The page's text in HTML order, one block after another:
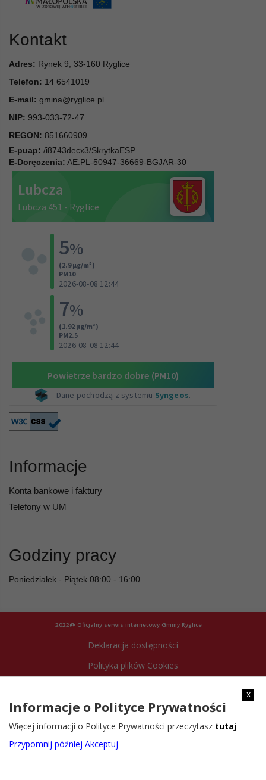
Kontakt
Adres: Rynek 9, 33-160 Ryglice
Telefon: 14 6541019
E-mail: gmina@ryglice.pl
NIP: 993-033-72-47
REGON: 851660909
E-puap: /i8743decx3/SkrytkaESP
E-Doręczenia: AE:PL-50947-36669-BGJAR-30
Informacje
Konta bankowe i faktury
Telefony w UM
Godziny pracy
Poniedziałek - Piątek 08:00 - 16:00
2022@ Oficjalny serwis internetowy Gminy Ryglice
Deklaracja dostępności
Polityka plików Cookies
x
Informacje o Polityce Prywatności
Więcej informacji o Polityce Prywatności przeczytasz tutaj
Przypomnij później Akceptuj